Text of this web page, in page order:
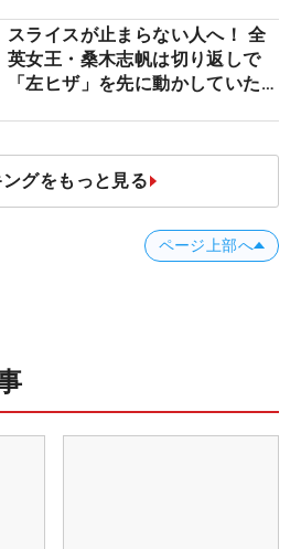
スライスが止まらない人へ！ 全
英女王・桑木志帆は切り返しで
「左ヒザ」を先に動かしていた
グをもっと見る
ページ上部へ